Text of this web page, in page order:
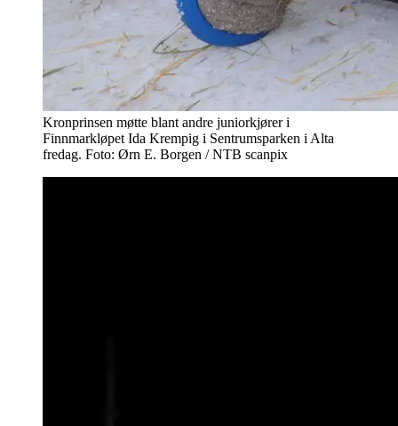
Kronprinsen møtte blant andre juniorkjører i
Finnmarkløpet Ida Krempig i Sentrumsparken i Alta
fredag. Foto: Ørn E. Borgen / NTB scanpix